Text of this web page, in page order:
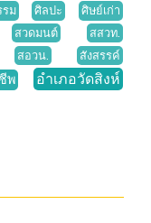
ม ศิลปะ ศิษย์เก่า
สวดมนต์
สสวท.
สอวน.
สังสรรค์
พ อำเภอวัดสิงห์